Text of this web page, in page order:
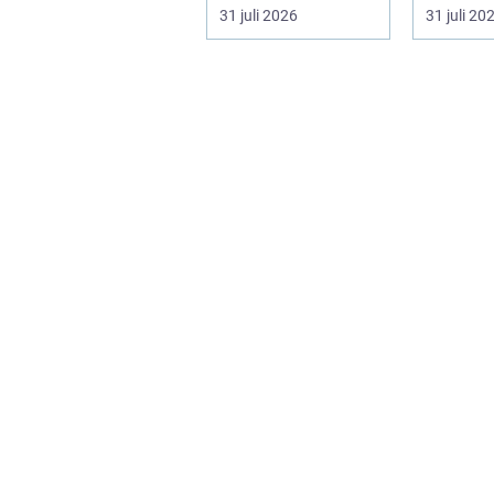
Göteborg. När nya
bostäder, broar,...
31 juli 2026
snabbt,
av...
31 juli